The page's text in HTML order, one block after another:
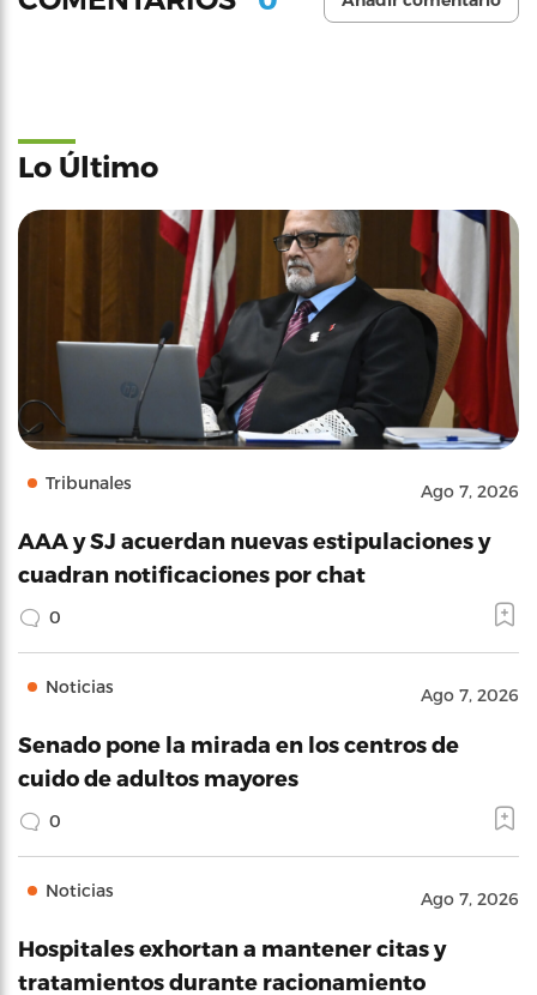
Lo Último
Tribunales Ago 7, 2026
AAA y SJ acuerdan nuevas estipulaciones y
cuadran notificaciones por chat
0
Noticias Ago 7, 2026
Senado pone la mirada en los centros de
cuido de adultos mayores
0
Noticias Ago 7, 2026
Hospitales exhortan a mantener citas y
tratamientos durante racionamiento